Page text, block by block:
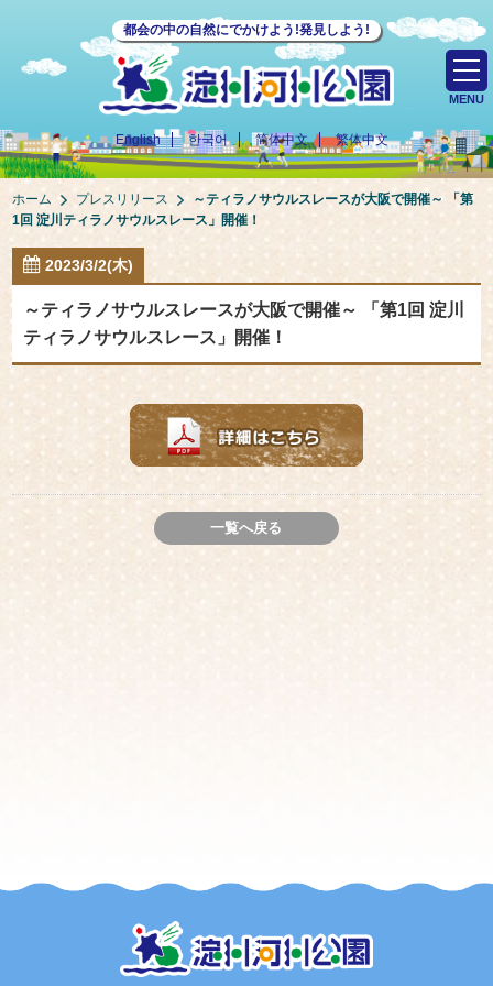
都会の中の自然にでかけよう!発見しよう!
English 한국어 简体中文 繁体中文
MENU
ホーム プレスリリース
～ティラノサウルスレースが大阪で開催～ 「第
1回 淀川ティラノサウルスレース」開催！
2023/3/2(木)
～ティラノサウルスレースが大阪で開催～ 「第1回 淀川
ティラノサウルスレース」開催！
一覧へ戻る